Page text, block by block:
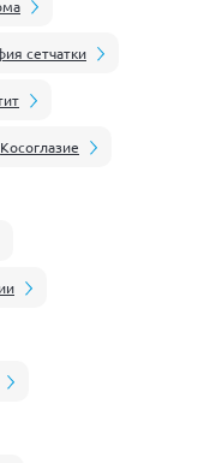
сетчатки
Косоглазие